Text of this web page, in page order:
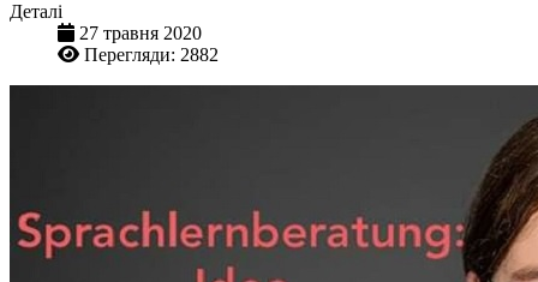
Деталі
27 травня 2020
Перегляди: 2882